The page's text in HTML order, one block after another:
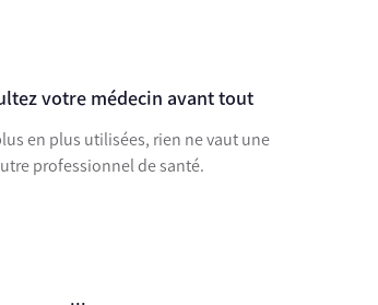
votre médecin avant tout
en plus utilisées, rien ne vaut une
professionnel de santé.